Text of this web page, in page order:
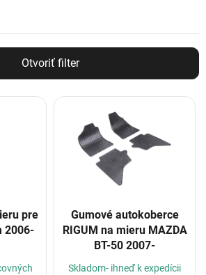
Otvoriť filter
pre
2006-
Gumové autokoberce
RIGUM na mieru MAZDA
BT-50 2007-
Skladom- ihneď k expedícii